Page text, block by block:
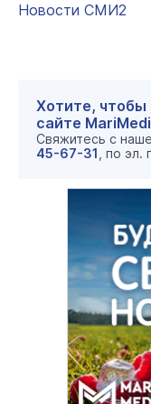
Новости СМИ2
Хотите, чтобы
сайте
Свяжитесь с
45-67-31 , по эл.